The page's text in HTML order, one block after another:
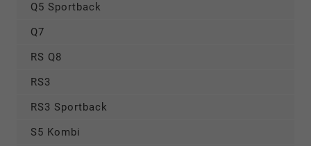
Q5 Sportback
Q7
RS Q8
RS3
RS3 Sportback
S5 Kombi